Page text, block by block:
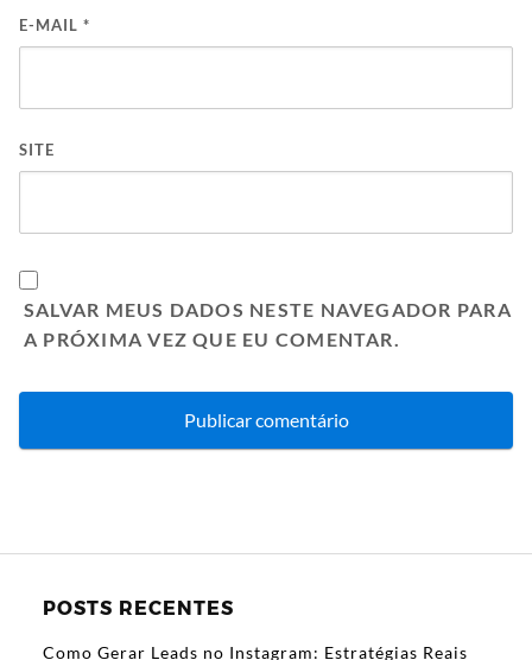
E-MAIL *
SITE
SALVAR MEUS DADOS NESTE NAVEGADOR PARA
A PRÓXIMA VEZ QUE EU COMENTAR.
POSTS RECENTES
Como Gerar Leads no Instagram: Estratégias Reais